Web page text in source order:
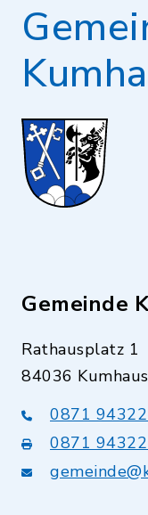
Gemeinde
Rathausplatz 1
84036
0871
0871